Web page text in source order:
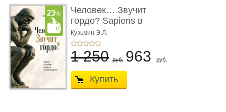
Человек… Звучит
гордо? Sapiens в
тенётах социума � ...
Кузьмин Э.Л.
1 250 руб. 963 руб.
Купить